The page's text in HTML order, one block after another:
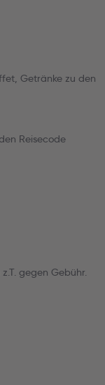
Getränke zu den
Reisecode
gegen Gebühr.